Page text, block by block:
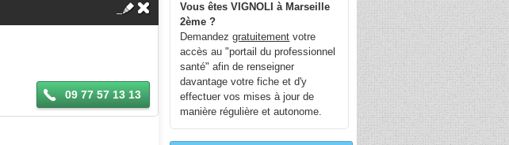
09 77 57 13 13
Vous êtes VIGNOLI à Marseille
2ème ?
Demandezgratuitement votre
accès au "portail du professionnel
santé" afin de renseigner
davantage votre fiche et d'y
effectuer vos mises à jour de
manière régulière et autonome.